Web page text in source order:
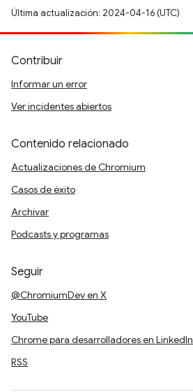
Última actualización: 2024-04-16 (UTC)
Contribuir
Informar un error
Ver incidentes abiertos
Contenido relacionado
Actualizaciones de Chromium
Casos de éxito
Archivar
Podcasts y programas
Seguir
@ChromiumDev en X
YouTube
Chrome para desarrolladores en LinkedIn
RSS